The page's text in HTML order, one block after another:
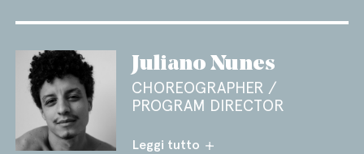
Juliano Nunes
CHOREOGRAPHER /
PROGRAM DIRECTOR
Leggi tutto